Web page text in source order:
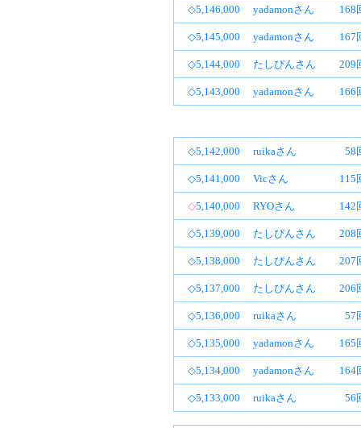
◇5,146,000 yadamonさん 168
◇5,145,000 yadamonさん 167
◇5,144,000 たしぴんさん 209
◇5,143,000 yadamonさん 166
◇5,142,000 ruikaさん 58
◇5,141,000 Vicさん 115
◇5,140,000 RYOさん 142
◇5,139,000 たしぴんさん 208
◇5,138,000 たしぴんさん 207
◇5,137,000 たしぴんさん 206
◇5,136,000 ruikaさん 57
◇5,135,000 yadamonさん 165
◇5,134,000 yadamonさん 164
◇5,133,000 ruikaさん 56